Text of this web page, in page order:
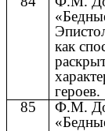
как
героев.
85
Ф.М.